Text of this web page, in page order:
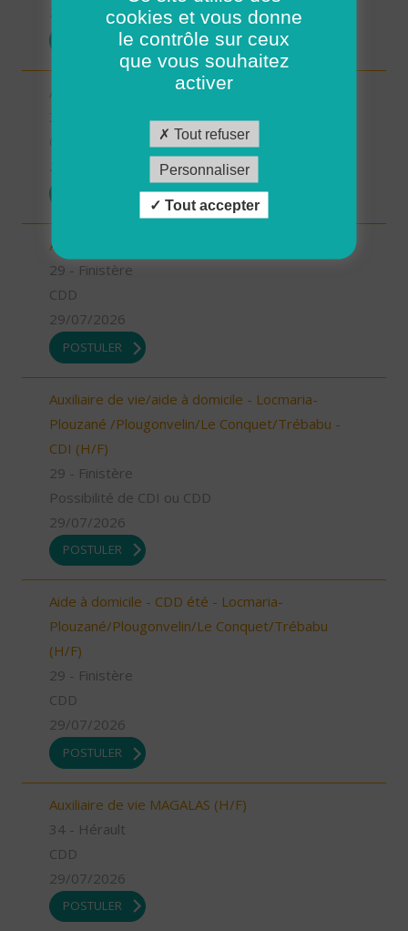
29/07/2026
Aide Soignant à domicile CAPESTANG (H/F)
Aide à domicile - CDD été - Saint-Renan (H/F)
29 - Finistère
CDD
29/07/2026
POSTULER
Auxiliaire de vie/aide à domicile - Locmaria-
Plouzané /Plougonvelin/Le Conquet/Trébabu -
CDI (H/F)
29 - Finistère
Possibilité de CDI ou CDD
29/07/2026
POSTULER
Aide à domicile - CDD été - Locmaria-
Plouzané/Plougonvelin/Le Conquet/Trébabu
(H/F)
29 - Finistère
CDD
29/07/2026
POSTULER
Auxiliaire de vie MAGALAS (H/F)
34 - Hérault
CDD
29/07/2026
POSTULER
cookies et vous donne
le contrôle sur ceux
que vous souhaitez
activer
Tout refuser
Personnaliser
Tout accepter